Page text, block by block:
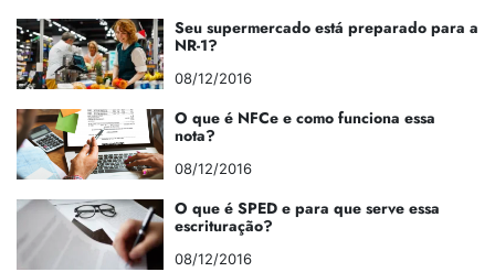
Seu supermercado está preparado para a
NR-1?
08/12/2016
O que é NFCe e como funciona essa
nota?
08/12/2016
O que é SPED e para que serve essa
escrituração?
08/12/2016